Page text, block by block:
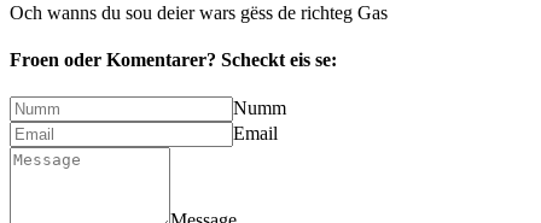
Och wanns du sou deier wars gëss de richteg Gas
Froen oder Komentarer? Scheckt eis se:
Numm
Email